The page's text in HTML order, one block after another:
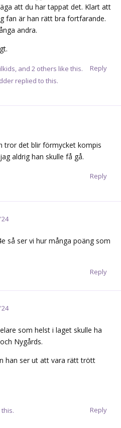
att du har tappat det. Klart att
fan är han rätt bra fortfarande.
andra.
Reply
, and 2 others like this.
replied to this.
tror det blir förmycket kompis
aldrig han skulle få gå.
Reply
så ser vi hur många poäng som
Reply
som helst i laget skulle ha
Nygårds.
han ser ut att vara rätt trött
Reply